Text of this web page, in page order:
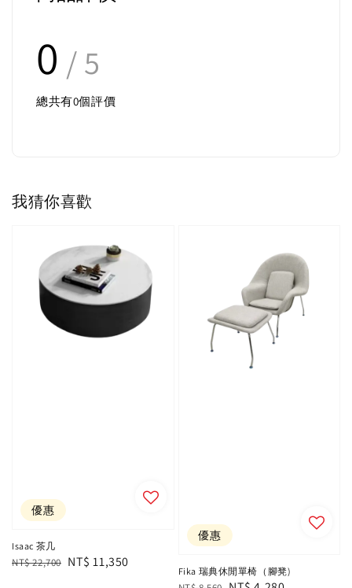
0 / 5
總共有0個評價
我猜你喜歡
優惠
Isaac 茶几
Regular
NT$ 22,700 Sale
NT$ 11,350
優惠
Fika 瑞典休閒單椅（腳凳)